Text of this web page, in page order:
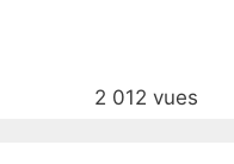
2 012 vues